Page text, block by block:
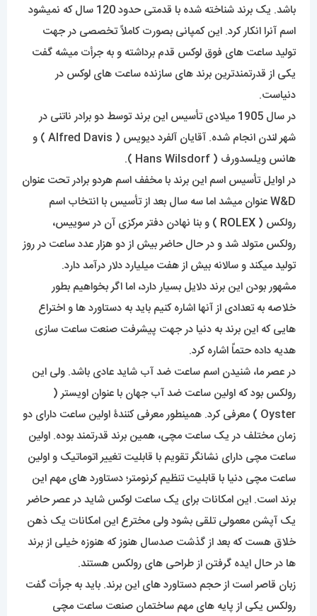
باشد. یک برند شناخته شده با قدمتی حدود 120 سال که نمیشود
اسم آنرا انکار کرد. این کمپانی بصورت کاملاً تخصصی در جهت
تولید ساعت های فوق لوکس قدم برداشته و به جرأت میشه گفت
یکی از قدرتمندترین برند های سازنده ساعت های لوکس در
دنیاست.
در سال 1905 میلادی تأسیس این برند توسط دو برادر ناتنی در
شهر لندن انجام شده. آقایان آلفرد دیویس ( Alfred Davis ) و
هانس ویلسدورف ( Hans Wilsdorf ).
در اوایل تأسیس اسم این برند با مخفف اسم هردو برادر تحت عنوان
W&D عنوان میشد اما سه سال بعد از تأسیس با انتخاب اسم
رولکس ( ROLEX ) و بنا نهادن دفتر مرکزی آن در سوییس،
رولکس متولد شد و در حال حاضر بیش از دو هزار عدد ساعت در روز
تولید میکند و سالانه بیش از هفت میلیارد دلار درآمد دارد.
مشهور بودن این برند دلایل بسیار دارد، اما اگر بخواهیم بطور
خلاصه به تعدادی از آنها اشاره کنیم باید به دستاورد ها و اختراع
هایی که این برند به دنیا در جهت پیشرفت صنعت ساعت سازی
هدیه داده حتماً اشاره کرد.
در عصر ما، شنیدن اسم ساعت ضد آب شاید عادی باشد. ولی این
رولکس بود که اولین ساعت ضد آب جهان با عنوان اویستر (
Oyster ) معرفی کرد. همینطور معرفی کنندۀ اولین ساعت دارای دو
زمان مختلف در یک ساعت مچی، همین برند قدرتمند بوده. اولین
ساعت مچی دارای نشانگر تقویم با قابلیت تغییر اتوماتیک و اولین
ساعت مچی دنیا با قابلیت تنظیم کرنومتر؛ دستاورد های مهم این
برند است. این امکانات برای یک ساعت لوکس شاید در عصر حاضر
یک آپشن معمولی تلقی بشود ولی مخترع این امکانات یک ذهن
خلاق هست که بعد از گذشت صدسال هنوز که هنوزه خیلی از برند
ها در حال ایده گرفتن از طراحی های رولکس هستند.
زبان قاصر است از حجم دستاورد های این برند. باید به جرأت گفت
رولکس یکی از پایه های مهم ساختمان صنعت ساعت مچی